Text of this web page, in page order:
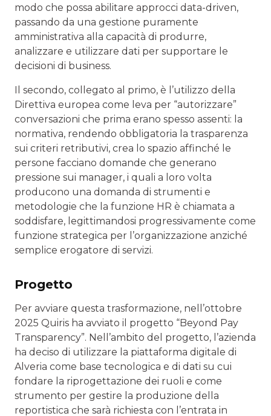
modo che possa abilitare approcci data-driven,
passando da una gestione puramente
amministrativa alla capacità di produrre,
analizzare e utilizzare dati per supportare le
decisioni di business.
Il secondo, collegato al primo, è l’utilizzo della
Direttiva europea come leva per “autorizzare”
conversazioni che prima erano spesso assenti: la
normativa, rendendo obbligatoria la trasparenza
sui criteri retributivi, crea lo spazio affinché le
persone facciano domande che generano
pressione sui manager, i quali a loro volta
producono una domanda di strumenti e
metodologie che la funzione HR è chiamata a
soddisfare, legittimandosi progressivamente come
funzione strategica per l’organizzazione anziché
semplice erogatore di servizi.
Progetto
Per avviare questa trasformazione, nell’ottobre
2025 Quiris ha avviato il progetto “Beyond Pay
Transparency”. Nell’ambito del progetto, l’azienda
ha deciso di utilizzare la piattaforma digitale di
Alveria come base tecnologica e di dati su cui
fondare la riprogettazione dei ruoli e come
strumento per gestire la produzione della
reportistica che sarà richiesta con l’entrata in